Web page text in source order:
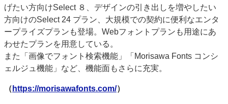
げたい方向けSelect ８、デザインの引き出しを増やしたい
方向けのSelect 24 プラン、大規模での契約に便利なエンタ
ープライズプランも登場。Webフォントプランも用途にあ
わせたプランを用意している。
また「画像でフォント検索機能」「Morisawa Fonts コンシ
ェルジュ機能」など、機能面もさらに充実。
（ https://morisawafonts.com/）